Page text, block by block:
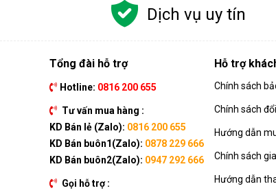
Ưu điểm vượt trội của điều
Dịch vụ uy tín
Tổng đài hỗ trợ
Hotline: 0816 200 655
Tư vấn mua hàng :
KD Bán lẻ (Zalo): 0816 200 655
KD Bán buôn1(Zalo): 0878 229 666
KD Bán buôn2(Zalo): 0947 292 666
Gọi hỗ trợ :
Hỗ trợ
Chính sách
Chính sách
Hướng dẫn
Chính sách
Hướng dẫn